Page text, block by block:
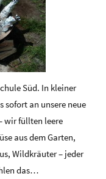
Süd. In kleiner
an unsere neue
wir füllten leere
aus dem Garten,
Wildkräuter – jeder
das…